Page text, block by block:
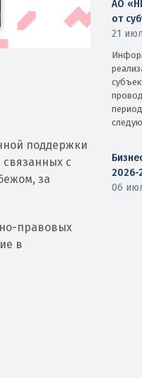
поддержки
с
за
правовых
в
АО
от
21
2026-
06